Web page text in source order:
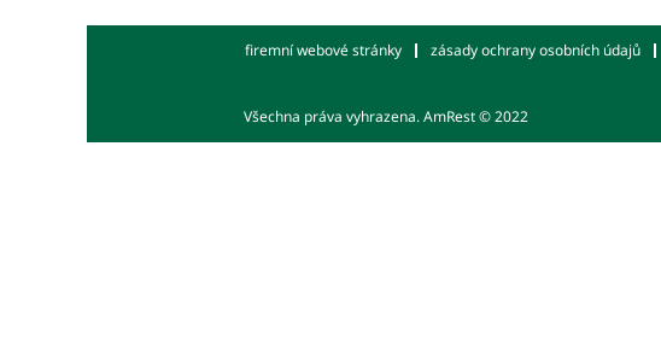
firemní webové stránky zásady ochrany osobních údajů
Všechna práva vyhrazena. AmRest © 2022